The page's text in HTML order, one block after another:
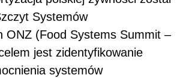
Systemów
ONZ (Food Systems Summit –
jest zidentyfikowanie
systemów